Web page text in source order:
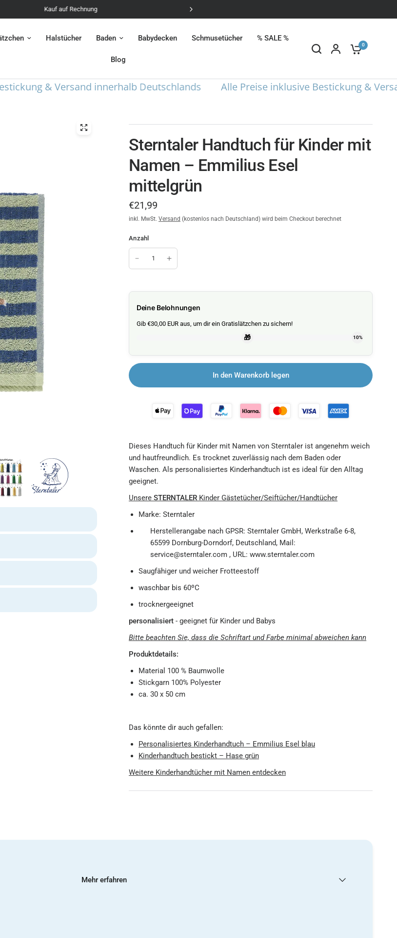
Kauf auf Rechnung
Halstücher Baden Babydecken Schmusetücher % SALE %
Blog
0
& Versand innerhalb Deutschlands Alle Preise inklusive Bestickung & Versand
Sterntaler Handtuch für Kinder mit
Namen – Emmilius Esel
mittelgrün
€21,99
inkl. MwSt. Versand (kostenlos nach Deutschland) wird beim Checkout berechnet
Anzahl
Deine Belohnungen
Gib €30,00 EUR aus, um dir ein Gratislätzchen zu sichern!
🎁 10%
In den Warenkorb legen
Dieses Handtuch für Kinder mit Namen von Sterntaler ist angenehm weich
und hautfreundlich. Es trocknet zuverlässig nach dem Baden oder
Waschen. Als personalisiertes Kinderhandtuch ist es ideal für den Alltag
geeignet.
UnsereSTERNTALER Kinder Gästetücher/Seiftücher/Handtücher
Marke: Sterntaler
Herstellerangabe nach GPSR: Sterntaler GmbH, Werkstraße 6-8,
65599 Dornburg-Dorndorf, Deutschland, Mail:
service@sterntaler.com , URL: www.sterntaler.com
Saugfähiger und weicher Frotteestoff
waschbar bis 60ºC
trocknergeeignet
personalisiert- geeignet für Kinder und Babys
Bitte beachten Sie, dass die Schriftart und Farbe minimal abweichen kann
Produktdetails:
Material 100 % Baumwolle
Stickgarn 100% Polyester
ca. 30 x 50 cm
Das könnte dir auch gefallen:
Personalisiertes Kinderhandtuch – Emmilius Esel blau
Kinderhandtuch bestickt – Hase grün
Weitere Kinderhandtücher mit Namen entdecken
Mehr erfahren